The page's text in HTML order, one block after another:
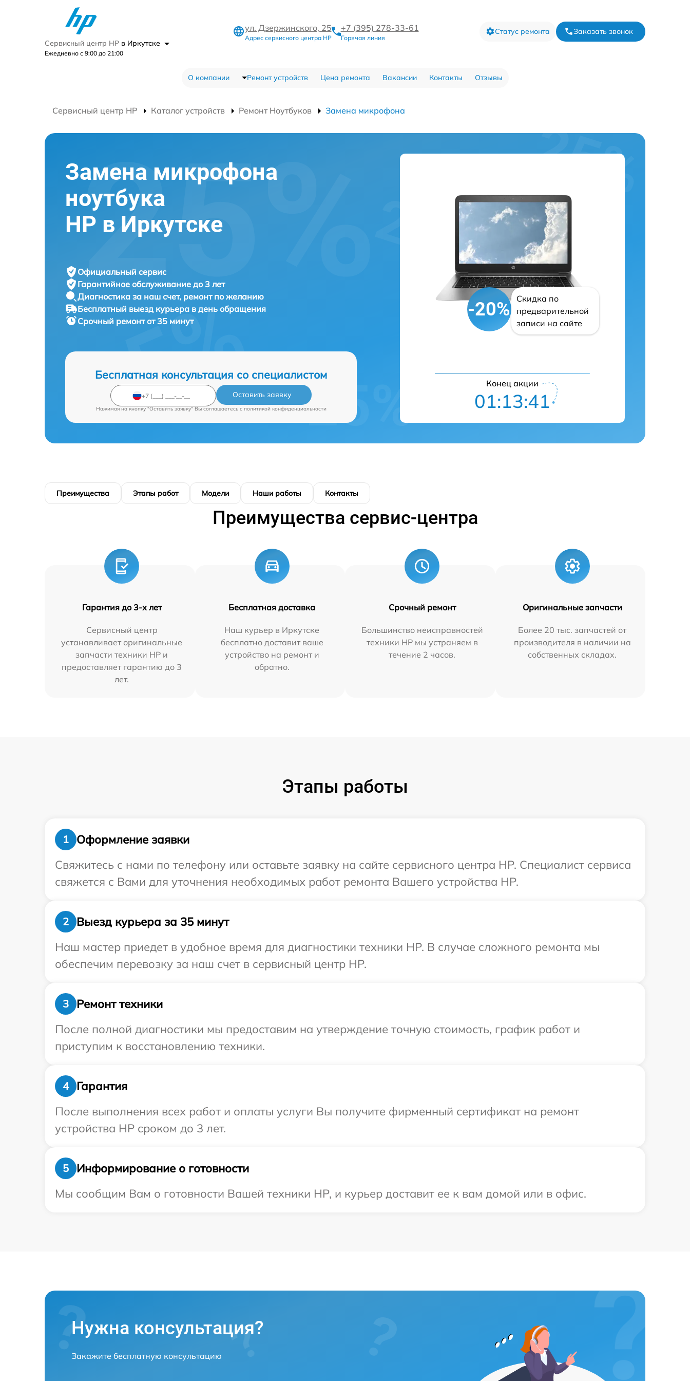
Сервисный центр HP в Иркутске
Ежедневно с 9:00 до 21:00
ул. Дзержинского, 25
Адрес сервисного центра HP
+7 (395) 278-33-61
Горячая линия
Статус ремонта Заказать звонок
О компании Ремонт устройств Цена ремонта Вакансии Контакты Отзывы
Сервисный центр HP Каталог устройств Ремонт Ноутбуков Замена микрофона
Замена микрофона
ноутбука
HP в Иркутске
Официальный сервис
Гарантийное обслуживание до 3 лет
Диагностика за наш счет, ремонт по желанию
Бесплатный выезд курьера в день обращения
Срочный ремонтот 35 минут
Бесплатная консультация со специалистом
Оставить заявку
Нажимая на кнопку "Оставить заявку" Вы соглашаетесь c политикой конфиденциальности
-20%
Скидка по
предварительной
записи на сайте
Конец акции
01:13:40
Преимущества Этапы работ Модели Наши работы Контакты
Преимущества сервис-центра
Гарантия до 3-х лет
Сервисный центр
устанавливает оригинальные
запчасти техники HP и
предоставляет гарантию до 3
лет.
Бесплатная доставка
Наш курьер в Иркутске
бесплатно доставит ваше
устройство на ремонт и
обратно.
Срочный ремонт
Большинство неисправностей
техники HP мы устраняем в
течение 2 часов.
Оригинальные запчасти
Более 20 тыс. запчастей от
производителя в наличии на
собственных складах.
Этапы работы
1
Оформление заявки
Свяжитесь с нами по телефону или оставьте заявку на сайте сервисного центра HP. Специалист сервиса
свяжется с Вами для уточнения необходимых работ ремонта Вашего устройства HP.
2
Выезд курьера за 35 минут
Наш мастер приедет в удобное время для диагностики техники HP. В случае сложного ремонта мы
обеспечим перевозку за наш счет в сервисный центр HP.
3
Ремонт техники
После полной диагностики мы предоставим на утверждение точную стоимость, график работ и
приступим к восстановлению техники.
4
Гарантия
После выполнения всех работ и оплаты услуги Вы получите фирменный сертификат на ремонт
устройства HP сроком до 3 лет.
5
Информирование о готовности
Мы сообщим Вам о готовности Вашей техники HP, и курьер доставит ее к вам домой или в офис.
Нужна консультация?
Закажите бесплатную консультацию